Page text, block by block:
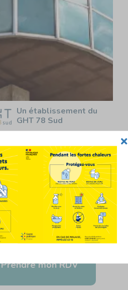
Un établissement du
GHT 78 Sud
Prendre mon RDV